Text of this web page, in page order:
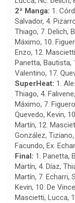
2ª Manga: 1.
Salvador, 4.
Thiago, 7. Delich,
Máximo, 10.
Enzo, 12.
Panetta, Bautista,
Valentino, 17.
SuperHeat: 1.
Thiago, 4.
Máximo, 7.
Quevedo, Kevin,
Martín, 12.
González,
Facundo, Ex.
Final: 1. Panetta,
Martín, 4. Díaz,
Martín, 7. Echarri,
Kevin, 10. De
Mascietti, Lucca,